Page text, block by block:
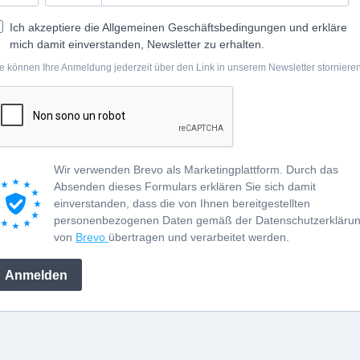
Ich akzeptiere die Allgemeinen Geschäftsbedingungen und erkläre
mich damit einverstanden, Newsletter zu erhalten.
können Ihre Anmeldung jederzeit über den Link in unserem Newsletter
Wir verwenden Brevo als Marketingplattform. Durch das
Absenden dieses Formulars erklären Sie sich damit
einverstanden, dass die von Ihnen bereitgestellten
personenbezogenen Daten gemäß der
von Brevo übertragen und verarbeitet werden.
Anmelden